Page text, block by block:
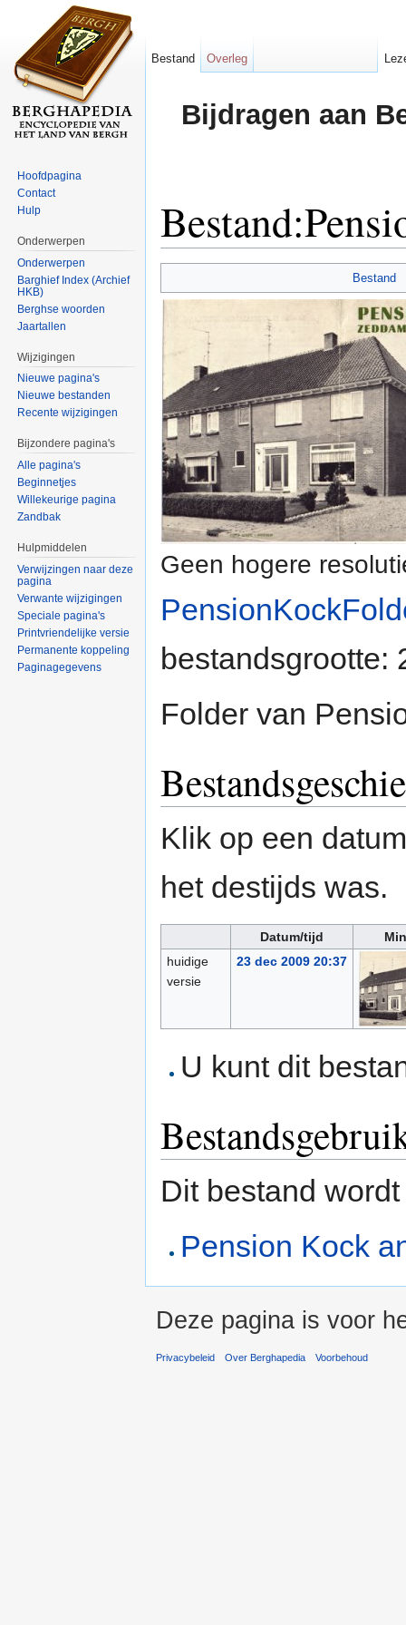
Bijdragen aan
Bestand
Geen hogere
bestandsgrootte:
Folder van
Klik op een
het destijds was.
Datum/tijd
huidige
versie
23 dec 2009 20:37
U kunt dit
Dit bestand
Pension Kock
Bestand Overleg
Hoofdpagina
Contact
Hulp
Onderwerpen
Onderwerpen
Barghief Index (Archief
HKB)
Berghse woorden
Jaartallen
Wijzigingen
Nieuwe pagina's
Nieuwe bestanden
Recente wijzigingen
Bijzondere pagina's
Alle pagina's
Beginnetjes
Willekeurige pagina
Zandbak
Hulpmiddelen
Verwijzingen naar deze
pagina
Verwante wijzigingen
Speciale pagina's
Printvriendelijke versie
Permanente koppeling
Paginagegevens
Deze pagina is voor
Privacybeleid Over Berghapedia Voorbehoud